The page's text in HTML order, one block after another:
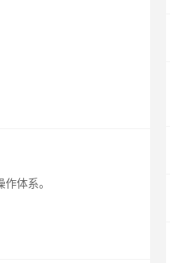
体系。